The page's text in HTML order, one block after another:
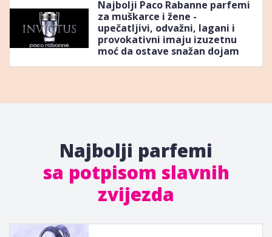
Najbolji Paco Rabanne parfemi
za muškarce i žene -
upečatljivi, odvažni, lagani i
provokativni imaju izuzetnu
moć da ostave snažan dojam
Najbolji parfemi
sa potpisom slavnih
zvijezda